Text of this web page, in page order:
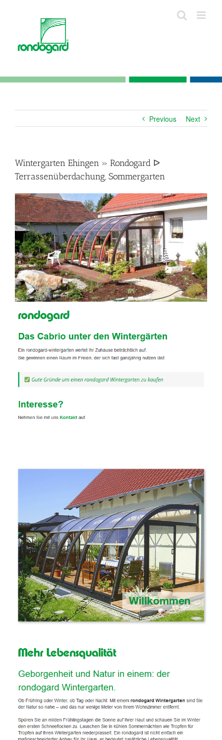
Previous Next
Wintergarten Ehingen » Rondogard ᐅ
Terrassenüberdachung, Sommergarten